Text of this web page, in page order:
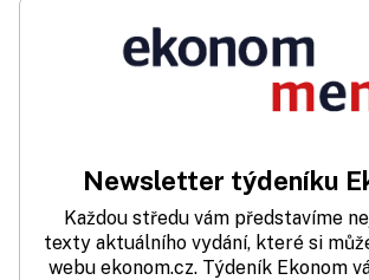
Newsletter týdeníku
Každou středu vám představíme
texty aktuálního vydání, které si
webu ekonom.cz. Týdeník Ekonom